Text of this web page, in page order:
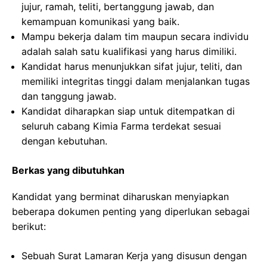
jujur, ramah, teliti, bertanggung jawab, dan
kemampuan komunikasi yang baik.
Mampu bekerja dalam tim maupun secara individu
adalah salah satu kualifikasi yang harus dimiliki.
Kandidat harus menunjukkan sifat jujur, teliti, dan
memiliki integritas tinggi dalam menjalankan tugas
dan tanggung jawab.
Kandidat diharapkan siap untuk ditempatkan di
seluruh cabang Kimia Farma terdekat sesuai
dengan kebutuhan.
Berkas yang dibutuhkan
Kandidat yang berminat diharuskan menyiapkan
beberapa dokumen penting yang diperlukan sebagai
berikut:
Sebuah Surat Lamaran Kerja yang disusun dengan